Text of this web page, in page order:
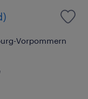
Vorpommern